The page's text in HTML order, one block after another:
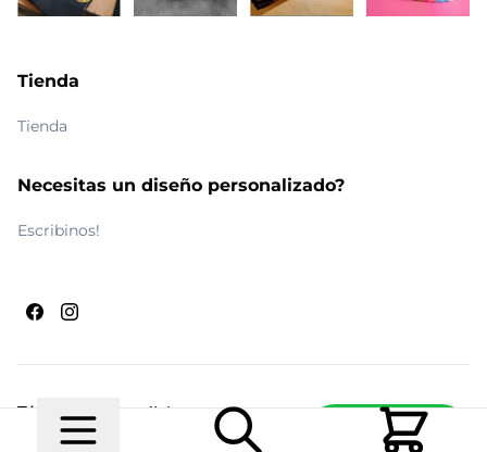
Escribinos
Tienda
Tienda
Necesitas un diseño personalizado?
Escribinos!
© 2026 Maldito RamónRealizado por Ecwid de
Términos y condiciones